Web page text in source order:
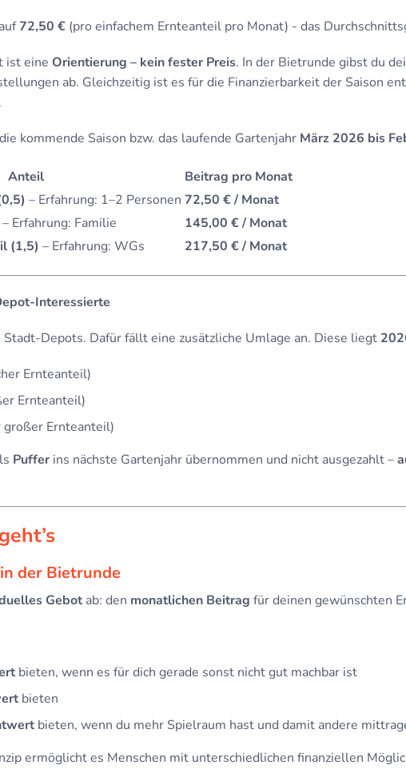
72,50 € (pro einfachem Ernteanteil pro Monat) - das
ist eine Orientierung – kein fester Preis. In der Bietrunde gibst du
ab. Gleichzeitig ist es für die Finanzierbarkeit der Saison
kommende Saison bzw. das laufende Gartenjahr März 2026 bis
Anteil
Beitrag pro Monat
– Erfahrung: 1–2 Personen 72,50 € / Monat
– Erfahrung: Familie
145,00 € / Monat
(1,5) – Erfahrung: WGs 217,50 € / Monat
Interessierte
Depots. Dafür fällt eine zusätzliche Umlage an. Diese liegt
Ernteanteil)
Ernteanteil)
großer Ernteanteil)
Puffer ins nächste Gartenjahr übernommen und nicht ausgezahlt –
der Bietrunde
Gebot ab: den monatlichen Beitrag für deinen gewünschten
bieten, wenn es für dich gerade sonst nicht gut machbar ist
bieten
bieten, wenn du mehr Spielraum hast und damit andere
ermöglicht es Menschen mit unterschiedlichen finanziellen